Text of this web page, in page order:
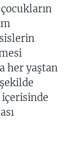
her yaştan